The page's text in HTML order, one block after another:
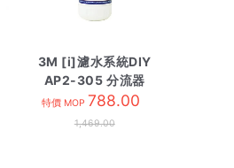
3M [i]濾水系統DIY
AP2-305 分流器
特價 MOP 788.00
1,469.00